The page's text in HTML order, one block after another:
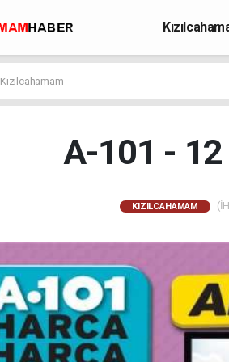
Kızılcahamam
A-101 -
KIZILCAHAMAM